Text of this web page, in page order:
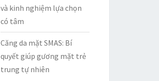
và kinh nghiệm lựa chọn
có tâm
Căng da mặt SMAS: Bí
quyết giúp gương mặt trẻ
trung tự nhiên